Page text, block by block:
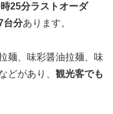
25分ラストオーダ
台分あります。
麺、味彩醤油拉麺、味
どがあり、 観光客でも